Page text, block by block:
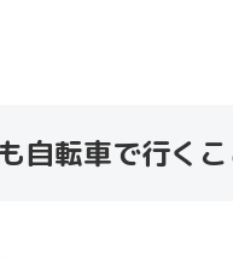
自転車で行く